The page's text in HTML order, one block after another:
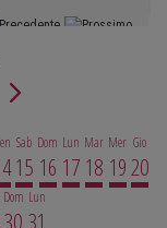
Sab
15
Dom
16
Lun
17
Mar
18
Mer
19
Gio
20
Dom
30
Lun
31